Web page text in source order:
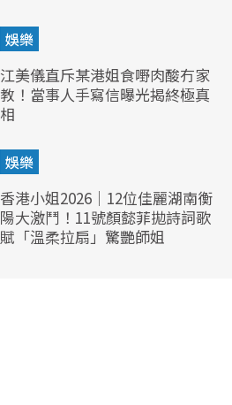
娛樂
江美儀直斥某港姐食嘢肉酸冇家
教！當事人手寫信曝光揭終極真
相
娛樂
香港小姐2026｜12位佳麗湖南衡
陽大激鬥！11號顏懿菲拋詩詞歌
賦「溫柔拉扇」驚艷師姐